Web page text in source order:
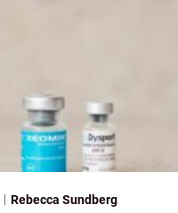
Rebecca Sundberg